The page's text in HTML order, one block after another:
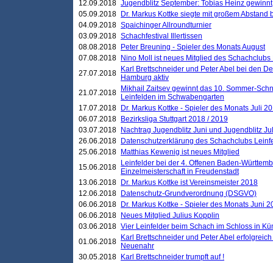
12.09.2018 Jugendblitz September: Tobias Heinz gewinnt
05.09.2018
Dr. Markus Kottke siegte mit großem
04.09.2018 Spaichinger Allroundturnier
03.09.2018 Schachfestival Illertissen
08.08.2018
Peter Breuning - Spieler des Monats August
07.08.2018
Nino Moll ist neues Mitglied des
27.07.2018
Karl Brettschneider und Peter Abel bei den
Hamburg aktiv
21.07.2018
Mikhail Zaitsev gewinnt das 10. Sommer-
Leinfelden im Schwabengarten
17.07.2018
Dr. Markus Kottke - Spieler des Monats Juli
06.07.2018
Bezirksliga Stuttgart 2018 / 2019
03.07.2018
Nachtrag Jugendblitz Juni und Jugendblitz
26.06.2018
Datenschutzerklärung des Schachclubs
25.06.2018
Matthias Kewenig ist neues Mitglied
15.06.2018
Leinfelder bei der 4. Offenen Baden-
Einzelmeisterschaft in Freudenstadt
13.06.2018
Dr. Markus Kottke ist Vereinsmeister 2018
12.06.2018
Datenschutz-Grundverordnung (DSGVO)
06.06.2018
Dr. Markus Kottke - Spieler des Monats Juni
06.06.2018
Neues Mitglied Julius Kopplin
03.06.2018 Vier Leinfelder beim Schach im Schloss in
01.06.2018
Karl Brettschneider und Peter Abel
Neuenahr
30.05.2018
Karl Brettschneider trumpft auf !